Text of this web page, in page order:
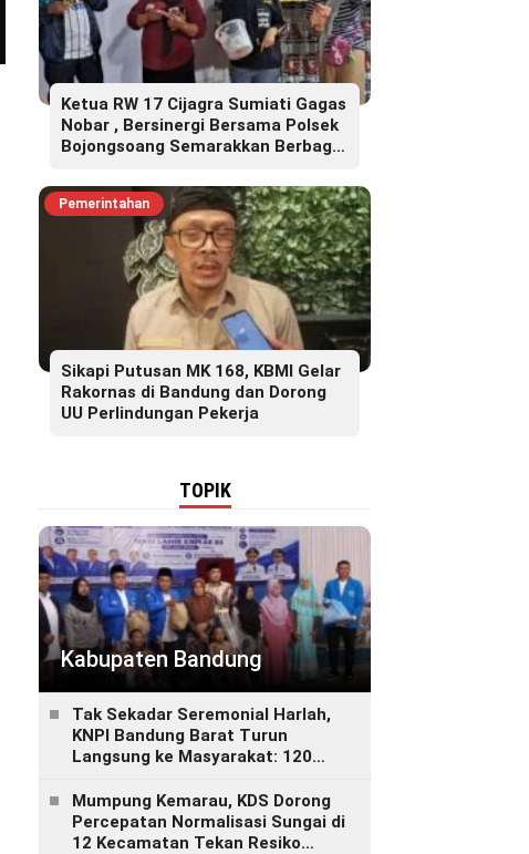
Ketua RW 17 Cijagra Sumiati Gagas
Nobar , Bersinergi Bersama Polsek
Bojongsoang Semarakkan Berbagi
Pemerintahan
Sikapi Putusan MK 168, KBMI Gelar
Rakornas di Bandung dan Dorong
UU Perlindungan Pekerja
TOPIK
Kabupaten Bandung
Tak Sekadar Seremonial Harlah,
KNPI Bandung Barat Turun
Langsung ke Masyarakat: 120
Disabilitas hingga Layanan
Kesehatan Gratis
Mumpung Kemarau, KDS Dorong
Percepatan Normalisasi Sungai di
12 Kecamatan Tekan Resiko